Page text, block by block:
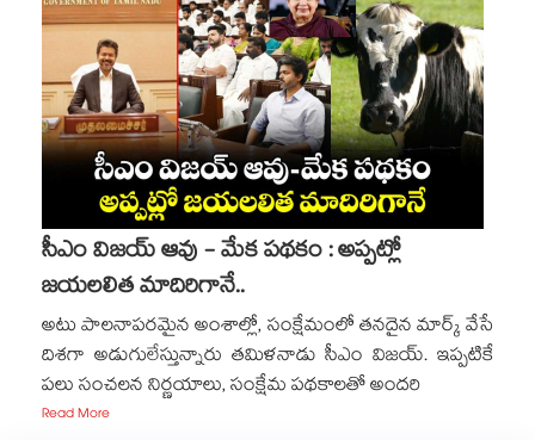
సీఎం విజయ్ ఆవు - మేక పథకం : అప్పట్లో
జయలలిత మాదిరిగానే..
అటు పాలనాపరమైన అంశాల్లో, సంక్షేమంలో తనదైన మార్క్ వేసే
దిశగా అడుగులేస్తున్నారు తమిళనాడు సీఎం విజయ్. ఇప్పటికే
పలు సంచలన నిర్ణయాలు, సంక్షేమ పథకాలతో అందరి
Read More